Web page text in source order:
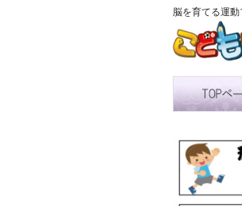
脳を育てる運